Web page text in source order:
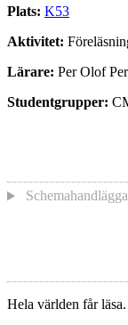
Plats: K53
Aktivitet:
Lärare: Per Olof
Studentgrupper:
Hela världen får läsa.